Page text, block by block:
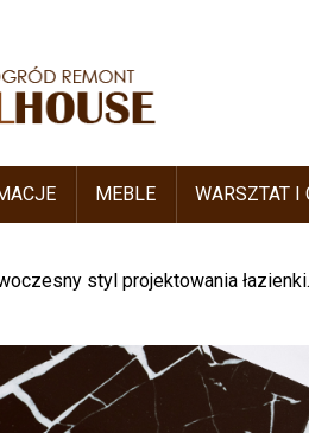
MEBLE WARSZTAT I
styl projektowania